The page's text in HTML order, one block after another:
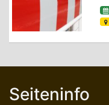
Seiteninfo